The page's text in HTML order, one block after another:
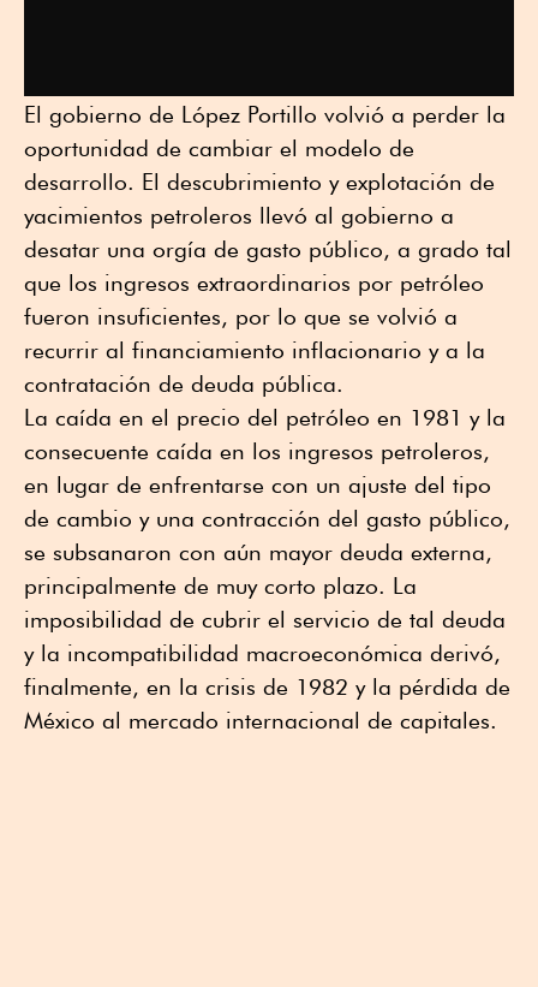
El gobierno de López Portillo volvió a perder la
oportunidad de cambiar el modelo de
desarrollo. El descubrimiento y explotación de
yacimientos petroleros llevó al gobierno a
desatar una orgía de gasto público, a grado tal
que los ingresos extraordinarios por petróleo
fueron insuficientes, por lo que se volvió a
recurrir al financiamiento inflacionario y a la
contratación de deuda pública.
La caída en el precio del petróleo en 1981 y la
consecuente caída en los ingresos petroleros,
en lugar de enfrentarse con un ajuste del tipo
de cambio y una contracción del gasto público,
se subsanaron con aún mayor deuda externa,
principalmente de muy corto plazo. La
imposibilidad de cubrir el servicio de tal deuda
y la incompatibilidad macroeconómica derivó,
finalmente, en la crisis de 1982 y la pérdida de
México al mercado internacional de capitales.